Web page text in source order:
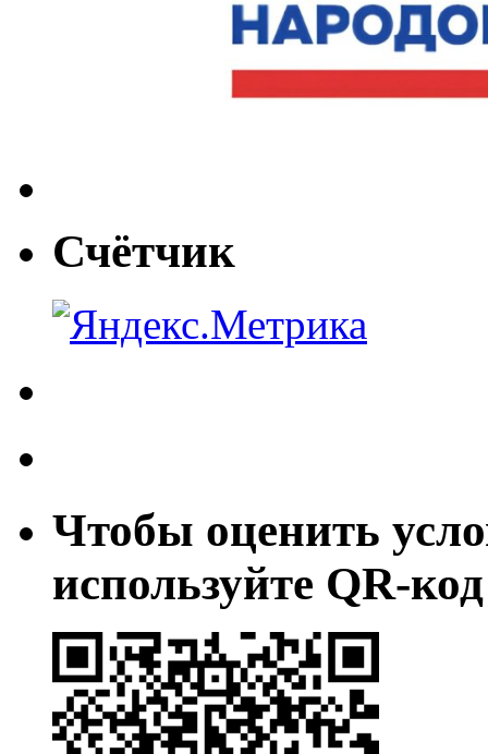
Счётчик
Чтобы оценить
используйте QR-код